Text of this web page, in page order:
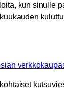
kun